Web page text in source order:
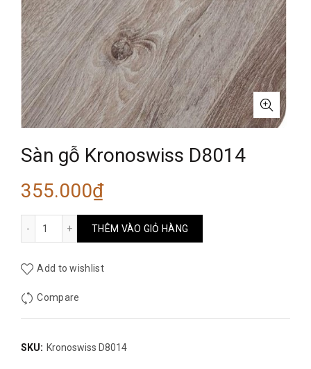
Sàn gỗ Kronoswiss D8014
355.000₫
Sàn gỗ Kronoswiss D8014 số lượng
THÊM VÀO GIỎ HÀNG
Add to wishlist
Compare
SKU: Kronoswiss D8014